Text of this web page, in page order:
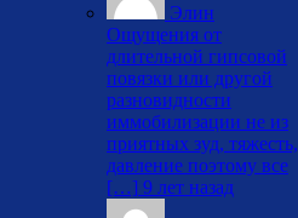
Элин
Ощущения от
длительной гипсовой
повязки или другой
разновидности
иммобилизации не из
приятных зуд, тяжесть,
давление поэтому все
[…] 9 лет назад